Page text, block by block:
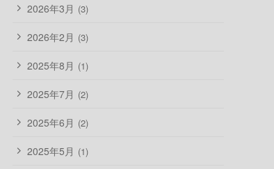
2026年3月 (3)
2026年2月 (3)
2025年8月 (1)
2025年7月 (2)
2025年6月 (2)
2025年5月 (1)